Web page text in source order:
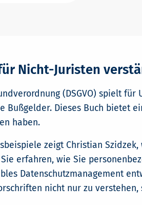
Nicht-Juristen
(DSGVO) spielt
Bußgelder. Dieses Buch bietet
haben.
zeigt Christian
erfahren, wie Sie
Datenschutzmanagement
nicht nur zu